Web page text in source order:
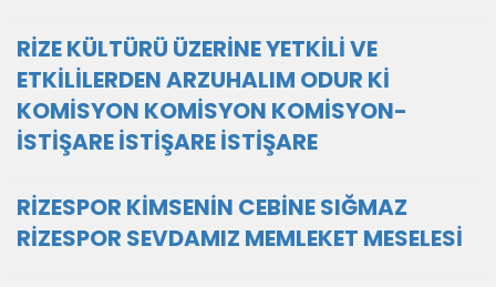
RİZE KÜLTÜRÜ ÜZERİNE YETKİLİ VE
ETKİLİLERDEN ARZUHALIM ODUR Kİ
KOMİSYON KOMİSYON KOMİSYON-
İSTİŞARE İSTİŞARE İSTİŞARE
RİZESPOR KİMSENİN CEBİNE SIĞMAZ
RİZESPOR SEVDAMIZ MEMLEKET MESELESİ